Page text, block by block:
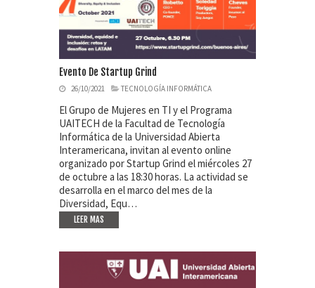
Evento De Startup Grind
26/10/2021 TECNOLOGÍA INFORMÁTICA
El Grupo de Mujeres en TI y el Programa
UAITECH de la Facultad de Tecnología
Informática de la Universidad Abierta
Interamericana, invitan al evento online
organizado por Startup Grind el miércoles 27
de octubre a las 18:30 horas. La actividad se
desarrolla en el marco del mes de la
Diversidad, Equ…
LEER MAS